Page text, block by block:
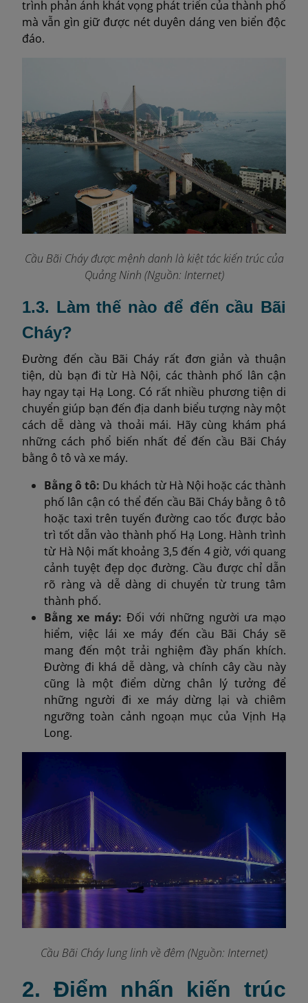
trình phản ánh khát vọng phát triển của thành phố
mà vẫn gìn giữ được nét duyên dáng ven biển độc
đáo.
Cầu Bãi Cháy được mệnh danh là kiệt tác kiến trúc của
Quảng Ninh (Nguồn: Internet)
1.3. Làm thế nào để đến cầu Bãi
Cháy?
Đường đến cầu Bãi Cháy rất đơn giản và thuận
tiện, dù bạn đi từ Hà Nội, các thành phố lân cận
hay ngay tại Hạ Long. Có rất nhiều phương tiện di
chuyển giúp bạn đến địa danh biểu tượng này một
cách dễ dàng và thoải mái. Hãy cùng khám phá
những cách phổ biến nhất để đến cầu Bãi Cháy
bằng ô tô và xe máy.
Bằng ô tô: Du khách từ Hà Nội hoặc các thành
phố lân cận có thể đến cầu Bãi Cháy bằng ô tô
hoặc taxi trên tuyến đường cao tốc được bảo
trì tốt dẫn vào thành phố Hạ Long. Hành trình
từ Hà Nội mất khoảng 3,5 đến 4 giờ, với quang
cảnh tuyệt đẹp dọc đường. Cầu được chỉ dẫn
rõ ràng và dễ dàng di chuyển từ trung tâm
thành phố.
Bằng xe máy:Đối với những người ưa mạo
hiểm, việc lái xe máy đến cầu Bãi Cháy sẽ
mang đến một trải nghiệm đầy phấn khích.
Đường đi khá dễ dàng, và chính cây cầu này
cũng là một điểm dừng chân lý tưởng để
những người đi xe máy dừng lại và chiêm
ngưỡng toàn cảnh ngoạn mục của Vịnh Hạ
Long.
Cầu Bãi Cháy lung linh về đêm (Nguồn: Internet)
2. Điểm nhấn kiến trúc